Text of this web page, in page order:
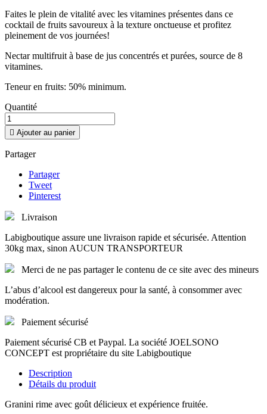
Faites le plein de vitalité avec les vitamines présentes dans ce
cocktail de fruits savoureux à la texture onctueuse et profitez
pleinement de vos journées!
Nectar multifruit à base de jus concentrés et purées, source de 8
vitamines.
Teneur en fruits: 50% minimum.
Quantité
 Ajouter au panier
Partager
Partager
Tweet
Pinterest
Livraison
Labigboutique assure une livraison rapide et sécurisée. Attention
30kg max, sinon AUCUN TRANSPORTEUR
Merci de ne pas partager le contenu de ce site avec des mineurs
L’abus d’alcool est dangereux pour la santé, à consommer avec
modération.
Paiement sécurisé
Paiement sécurisé CB et Paypal. La société JOELSONO
CONCEPT est propriétaire du site Labigboutique
Description
Détails du produit
Granini rime avec goût délicieux et expérience fruitée.